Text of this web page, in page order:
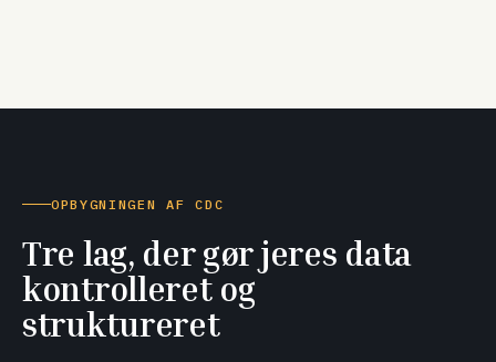
OPBYGNINGEN AF CDC
Tre lag, der gør jeres data
kontrolleret og
struktureret